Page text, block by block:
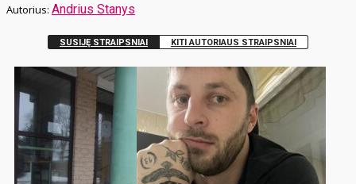
Andrius Stanys
SUSIJĘ STRAIPSNIAI KITI AUTORIAUS STRAIPSNIAI